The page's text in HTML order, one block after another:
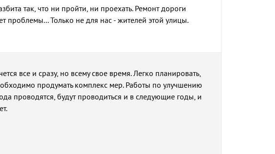
так, что ни пройти, ни проехать. Ремонт дороги
проблемы... Только не для нас - жителей этой улицы.
все и сразу, но всему свое время. Легко планировать,
продумать комплекс мер. Работы по улучшению
проводятся, будут проводиться и в следующие годы, и